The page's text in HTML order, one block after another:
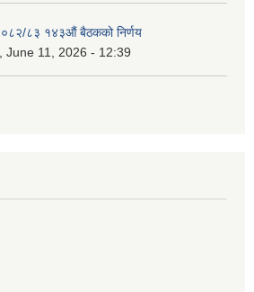
०८२/८३ १४३औं बैठकको निर्णय
June 11, 2026 - 12:39